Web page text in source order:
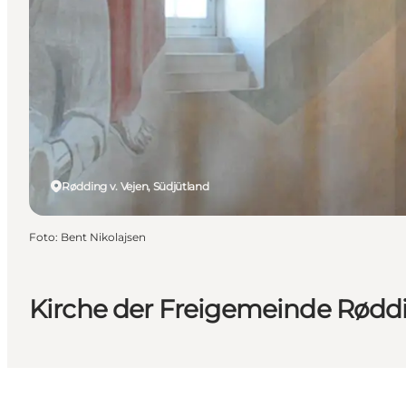
Kirche der Freigemeinde
Rødding v. Vejen, Südjütland
Foto: Bent Nikolajsen